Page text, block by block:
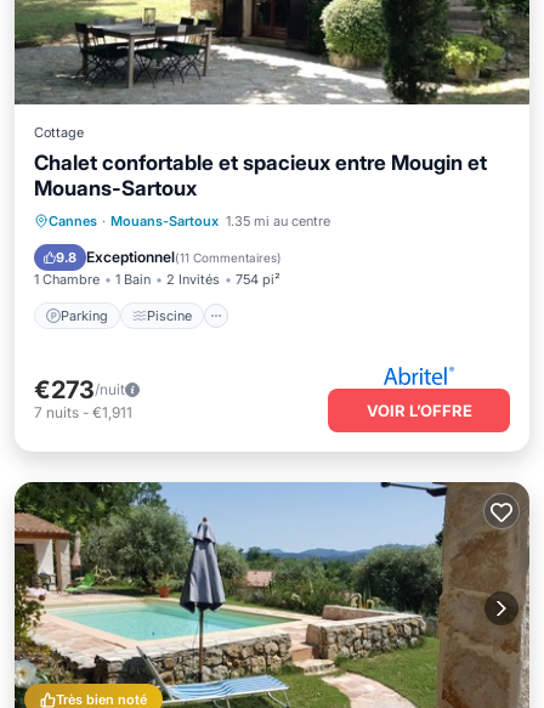
Cottage
Chalet confortable et spacieux entre Mougin et
Mouans-Sartoux
Cannes · Mouans-Sartoux 1.35 mi au centre
9.8 Exceptionnel(11 Commentaires)
1 Chambre 1 Bain 2 Invités 754 pi²
Parking Piscine
Parking Piscine
Vue sur l’océan
Balcon/Terrasse
€273/nuit
7 nuits - €1,911 VOIR L’OFFRE
Très bien noté